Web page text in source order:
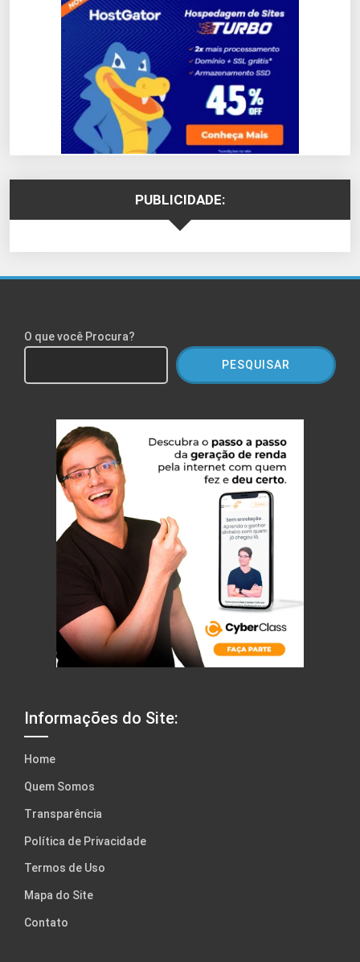
PUBLICIDADE:
O que você Procura?
PESQUISAR
Informações do Site:
Home
Quem Somos
Transparência
Política de Privacidade
Termos de Uso
Mapa do Site
Contato